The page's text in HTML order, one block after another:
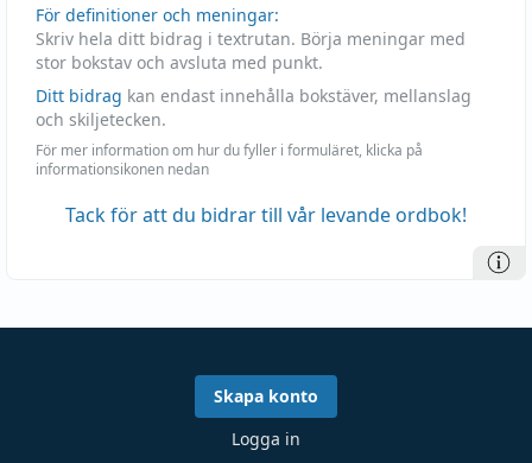
För definitioner och meningar:
Skriv hela ditt bidrag i textrutan. Börja meningar med
stor bokstav och avsluta med punkt.
Ditt bidrag kan endast innehålla bokstäver, mellanslag
och skiljetecken.
För mer information om hur du fyller i formuläret, klicka på
informationsikonen nedan
Tack för att du bidrar till vår levande ordbok!
Skapa konto
Logga in